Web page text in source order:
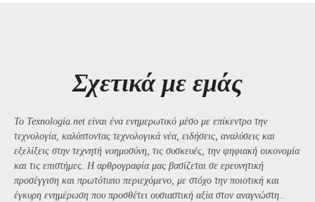
Σχετικά με εμάς
Το Texnologia.net είναι ένα ενημερωτικό μέσο με επίκεντρο την
τεχνολογία, καλύπτοντας τεχνολογικά νέα, ειδήσεις, αναλύσεις και
εξελίξεις στην τεχνητή νοημοσύνη, τις συσκευές, την ψηφιακή οικονομία
και τις επιστήμες. Η αρθρογραφία μας βασίζεται σε ερευνητική
προσέγγιση και πρωτότυπο περιεχόμενο, με στόχο την ποιοτική και
έγκυρη ενημέρωση που προσθέτει ουσιαστική αξία στον αναγνώστη..